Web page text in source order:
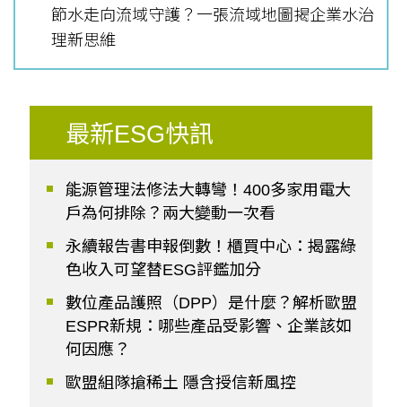
節水走向流域守護？一張流域地圖揭企業水治
理新思維
最新ESG快訊
能源管理法修法大轉彎！400多家用電大
戶為何排除？兩大變動一次看
永續報告書申報倒數！櫃買中心：揭露綠
色收入可望替ESG評鑑加分
數位產品護照（DPP）是什麼？解析歐盟
ESPR新規：哪些產品受影響、企業該如
何因應？
歐盟組隊搶稀土 隱含授信新風控